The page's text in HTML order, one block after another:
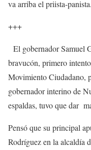
va arriba el priista-panista.
+++
El gobernador Samuel
bravucón, primero
Movimiento Ciudadano,
gobernador interino de
espaldas, tuvo que dar
Pensó que su principal
Rodríguez en la alcaldía